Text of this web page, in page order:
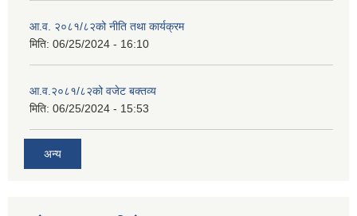
आ.व. २०८१/८२को नीति तथा कार्यक्रम
मिति: 06/25/2024 - 16:10
आ.व.२०८१/८२को वजेट बक्तव्य
मिति: 06/25/2024 - 15:53
अन्य